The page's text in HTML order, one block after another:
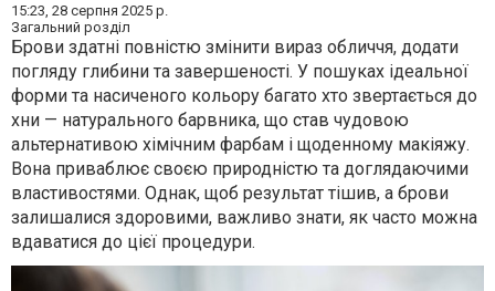
15:23, 28 серпня 2025 р.
Загальний розділ
Брови здатні повністю змінити вираз обличчя, додати
погляду глибини та завершеності. У пошуках ідеальної
форми та насиченого кольору багато хто звертається до
хни — натурального барвника, що став чудовою
альтернативою хімічним фарбам і щоденному макіяжу.
Вона приваблює своєю природністю та доглядаючими
властивостями. Однак, щоб результат тішив, а брови
залишалися здоровими, важливо знати, як часто можна
вдаватися до цієї процедури.